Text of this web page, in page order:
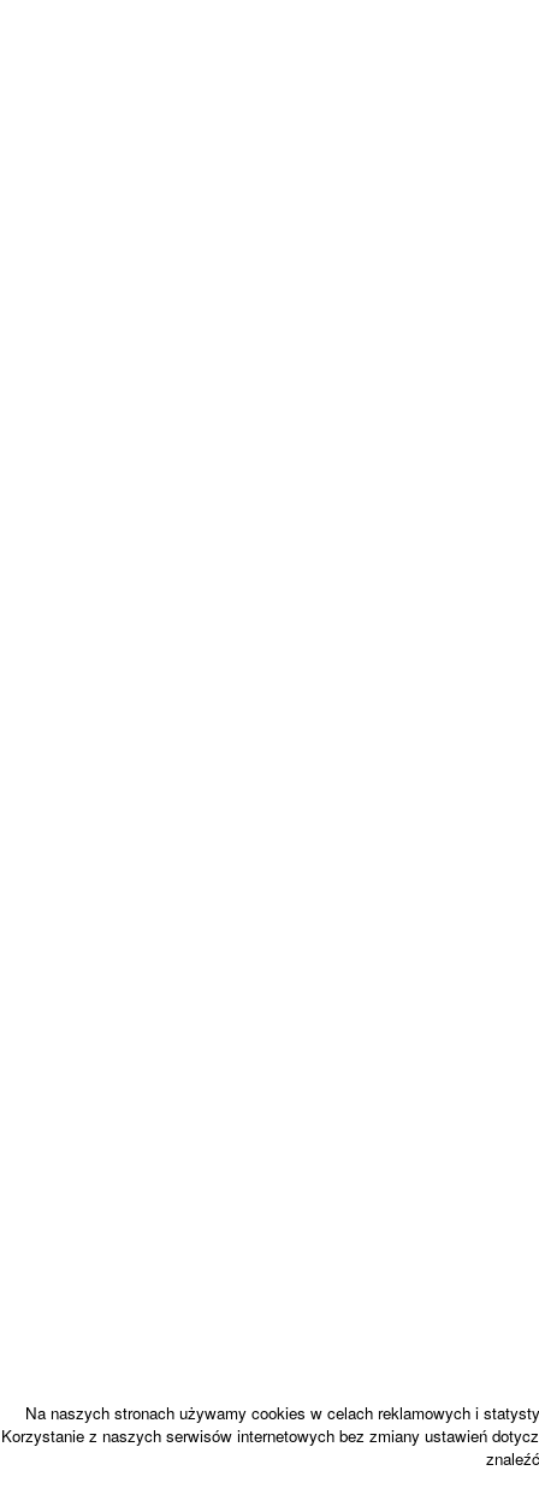
Na naszych stronach używamy cookies w celach reklamowych i
Korzystanie z naszych serwisów internetowych bez zmiany ustawień